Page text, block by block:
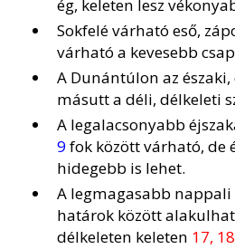
ég, keleten lesz
Sokfelé várható eső,
várható a kevesebb
A Dunántúlon az
másutt a déli, délkeleti
A legalacsonyabb
9fok között várható, de
hidegebb is lehet.
A legmagasabb
határok között
délkeleten keleten 17, 18